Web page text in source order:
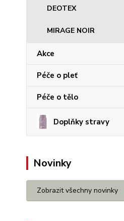
DEOTEX
MIRAGE NOIR
Akce
Péče o pleť
Péče o tělo
Doplňky stravy
Novinky
Zobrazit všechny novinky